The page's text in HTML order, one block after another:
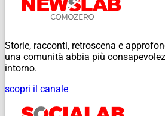
Storie, racconti, retroscena e
una comunità abbia più
intorno.
scopri il canale